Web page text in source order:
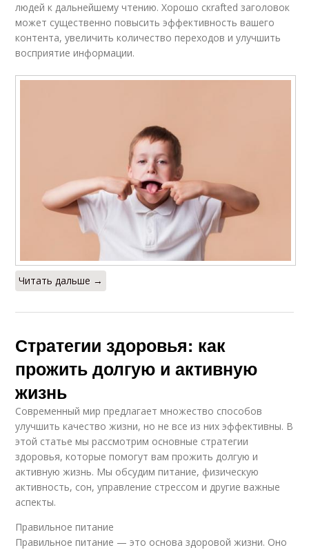
людей к дальнейшему чтению. Хорошо скrafted заголовок
может существенно повысить эффективность вашего
контента, увеличить количество переходов и улучшить
восприятие информации.
Читать дальше →
Стратегии здоровья: как
прожить долгую и активную
жизнь
Современный мир предлагает множество способов
улучшить качество жизни, но не все из них эффективны. В
этой статье мы рассмотрим основные стратегии
здоровья, которые помогут вам прожить долгую и
активную жизнь. Мы обсудим питание, физическую
активность, сон, управление стрессом и другие важные
аспекты.
Правильное питание
Правильное питание — это основа здоровой жизни. Оно